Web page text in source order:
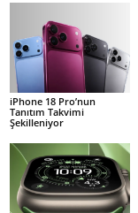
iPhone 18 Pro’nun
Tanıtım Takvimi
Şekilleniyor